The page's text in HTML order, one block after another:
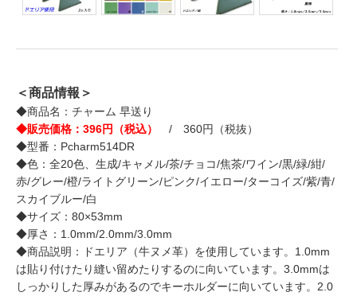
＜商品情報＞
◆商品名：チャーム 早送り
◆販売価格：396円（税込）
/ 360円（税抜）
◆型番：Pcharm514DR
◆色：全20色、生成/キャメル/茶/チョコ/焦茶/ワイン/黒/緑/紺/
赤/グレー/橙/ライトグリーン/ピンク/イエロー/ターコイズ/紫/青/
スカイブルー/白
◆サイズ：80×53mm
◆厚さ：1.0mm/2.0mm/3.0mm
◆商品説明：ドエリア（牛ヌメ革）を使用しています。1.0mm
は貼り付けたり縫い留めたりするのに向いています。3.0mmは
しっかりした厚みがあるのでキーホルダーに向いています。2.0